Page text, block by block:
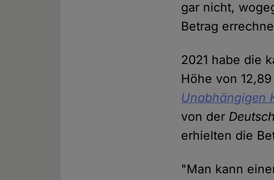
gar nicht,
Betrag
2021 habe die
Höhe von
Unabhängigen
von der
erhielten die
"Man kann